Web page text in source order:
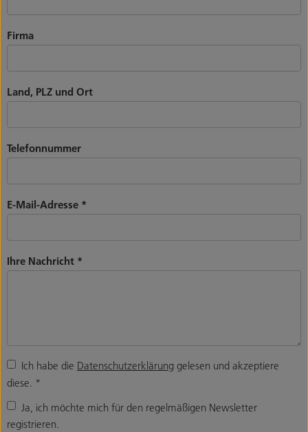
Firma
Land, PLZ und Ort
Telefonnummer
E-Mail-Adresse *
Ihre Nachricht *
Ich habe die Datenschutzerklärung gelesen und akzeptiere
diese. *
Ja, ich möchte mich für den regelmäßigen Newsletter
registrieren.